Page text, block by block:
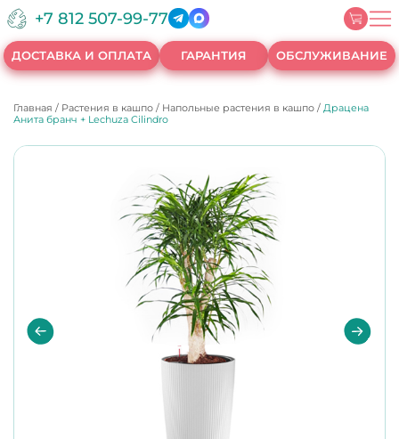
+7 812 507-99-77
ДОСТАВКА И ОПЛАТА ГАРАНТИЯ ОБСЛУЖИВАНИЕ
Главная / Растения в кашпо / Напольные растения в кашпо / Драцена
Анита бранч + Lechuza Cilindro